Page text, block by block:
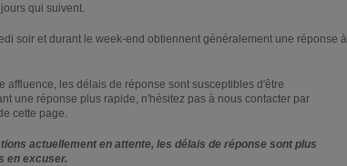
qui suivent.
soir et durant le week-end obtiennent généralement une réponse à
affluence, les délais de réponse sont susceptibles d'être
une réponse plus rapide, n'hésitez pas à nous contacter par
cette page.
actuellement en attente, les délais de réponse sont plus
en excuser.